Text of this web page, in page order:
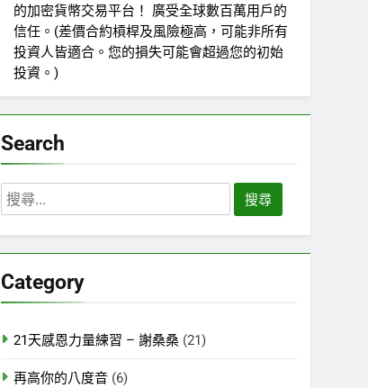
的加密貨幣交易平台！ 廣受全球數百萬用戶的
信任。(差價合約槓桿及風險極高，可能非所有
投資人皆適合。您的損失可能會超過您的初始
投資。)
Search
搜
尋
字:
Category
21天感恩力量練習 – 謝桑桑 (21)
再高你的八度音 (6)